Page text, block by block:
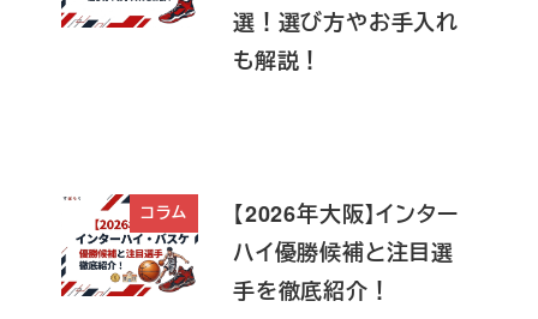
選！選び方やお手入れ
も解説！
コラム
【2026年大阪】インター
ハイ優勝候補と注目選
手を徹底紹介！